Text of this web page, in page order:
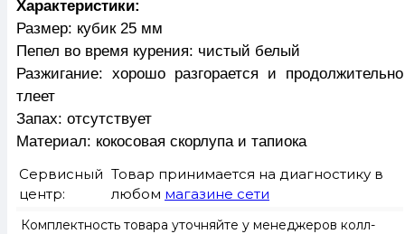
Характеристики:
Размер: кубик 25 мм
Пепел во время курения: чистый белый
Разжигание: хорошо разгорается и продолжительно
тлеет
Запах: отсутствует
Материал: кокосовая скорлупа и тапиока
Сервисный
центр:
Товар принимается на диагностику в
любом магазине сети
Комплектность товара уточняйте у менеджеров колл-